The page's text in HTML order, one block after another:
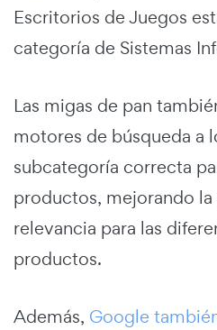
Escritorios de Juegos
categoría de Sistemas
Las migas de pan
motores de búsqueda a
subcategoría correcta
productos, mejorando
relevancia para las
productos.
Además, Google